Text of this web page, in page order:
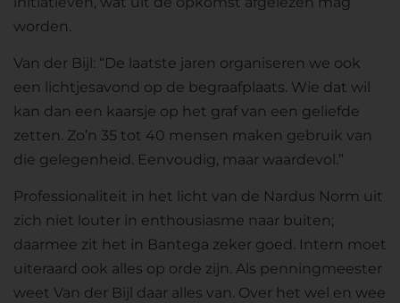
worden.
Van der Bijl: “De laatste jaren organiseren we ook
een lichtjesavond op de begraafplaats. Wie dat wil
kan dan een kaarsje op het graf van een geliefde
zetten. Zo’n 35 tot 40 mensen maken gebruik van
die gelegenheid. Eenvoudig, maar waardevol.”
Professionaliteit in het licht van de Nardus Norm uit
zich niet louter in enthousiasme naar buiten;
daarmee zit het in Bantega zeker goed. Intern moet
uiteraard ook alles op orde zijn. Als penningmeester
weet Van der Bijl daar alles van. Over het wel en wee